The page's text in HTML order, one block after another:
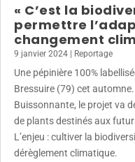
« C’est la
permettre
changement
9 janvier 2024 | Reportage
Une pépinière 100%
Bressuire (79) cet
Buissonnante, le projet va
de plants destinés aux
L’enjeu : cultiver la
dérèglement climatique.